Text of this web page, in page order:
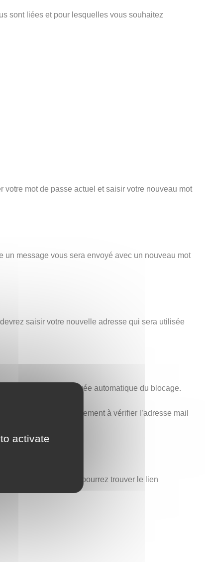
activate
sont liées et pour lesquelles vous souhaitez
mot de passe actuel et saisir votre nouveau mot
message vous sera envoyé avec un nouveau mot
saisir votre nouvelle adresse qui sera utilisée
est nécessaire à la levée automatique du blocage.
Pensez également à vérifier l’adresse mail
erreur.
ici que vous pourrez trouver le lien